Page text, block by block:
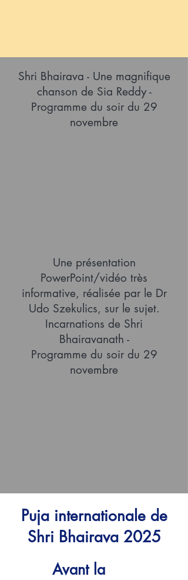
Shri Bhairava - Une magnifique
chanson de Sia Reddy -
Programme du soir du 29
novembre
Une présentation
PowerPoint/vidéo très
informative, réalisée par le Dr
Udo Szekulics, sur le sujet.
Incarnations de Shri
Bhairavanath -
Programme du soir du 29
novembre
Puja internationale de
Shri Bhairava 2025
Avant la